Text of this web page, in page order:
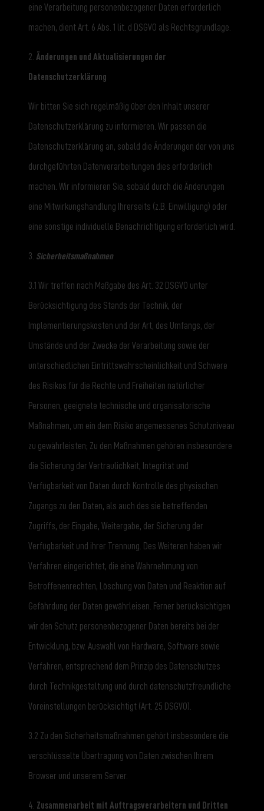
eine Verarbeitung personenbezogener Daten erforderlich
machen, dient Art. 6 Abs. 1 lit. d DSGVO als Rechtsgrundlage.
2. Änderungen und Aktualisierungen der
Datenschutzerklärung
Wir bitten Sie sich regelmäßig über den Inhalt unserer
Datenschutzerklärung zu informieren. Wir passen die
Datenschutzerklärung an, sobald die Änderungen der von uns
durchgeführten Datenverarbeitungen dies erforderlich
machen. Wir informieren Sie, sobald durch die Änderungen
eine Mitwirkungshandlung Ihrerseits (z.B. Einwilligung) oder
eine sonstige individuelle Benachrichtigung erforderlich wird.
3. Sicherheitsmaßnahmen
3.1 Wir treffen nach Maßgabe des Art. 32 DSGVO unter
Berücksichtigung des Stands der Technik, der
Implementierungskosten und der Art, des Umfangs, der
Umstände und der Zwecke der Verarbeitung sowie der
unterschiedlichen Eintrittswahrscheinlichkeit und Schwere
des Risikos für die Rechte und Freiheiten natürlicher
Personen, geeignete technische und organisatorische
Maßnahmen, um ein dem Risiko angemessenes Schutzniveau
zu gewährleisten; Zu den Maßnahmen gehören insbesondere
die Sicherung der Vertraulichkeit, Integrität und
Verfügbarkeit von Daten durch Kontrolle des physischen
Zugangs zu den Daten, als auch des sie betreffenden
Zugriffs, der Eingabe, Weitergabe, der Sicherung der
Verfügbarkeit und ihrer Trennung. Des Weiteren haben wir
Verfahren eingerichtet, die eine Wahrnehmung von
Betroffenenrechten, Löschung von Daten und Reaktion auf
Gefährdung der Daten gewährleisen. Ferner berücksichtigen
wir den Schutz personenbezogener Daten bereits bei der
Entwicklung, bzw. Auswahl von Hardware, Software sowie
Verfahren, entsprechend dem Prinzip des Datenschutzes
durch Technikgestaltung und durch datenschutzfreundliche
Voreinstellungen berücksichtigt (Art. 25 DSGVO).
3.2 Zu den Sicherheitsmaßnahmen gehört insbesondere die
verschlüsselte Übertragung von Daten zwischen Ihrem
Browser und unserem Server.
4. Zusammenarbeit mit Auftragsverarbeitern und Dritten